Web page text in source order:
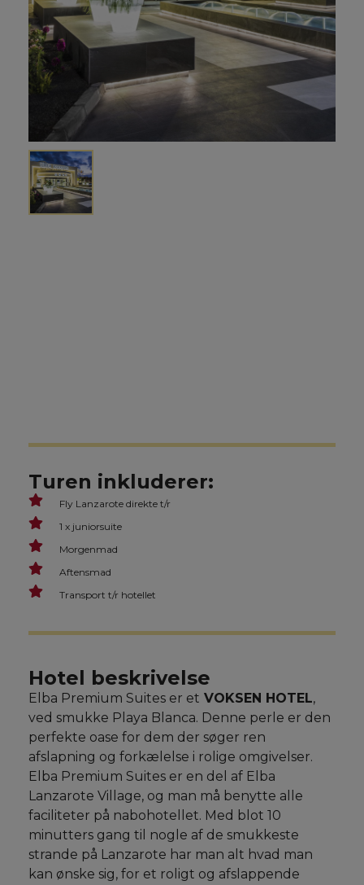
Turen inkluderer:
Fly Lanzarote direkte t/r
1 x juniorsuite
Morgenmad
Aftensmad
Transport t/r hotellet
Hotel beskrivelse
Elba Premium Suites er et VOKSEN HOTEL,
ved smukke Playa Blanca. Denne perle er den
perfekte oase for dem der søger ren
afslapning og forkælelse i rolige omgivelser.
Elba Premium Suites er en del af Elba
Lanzarote Village, og man må benytte alle
faciliteter på nabohotellet. Med blot 10
minutters gang til nogle af de smukkeste
strande på Lanzarote har man alt hvad man
kan ønske sig, for et roligt og afslappende